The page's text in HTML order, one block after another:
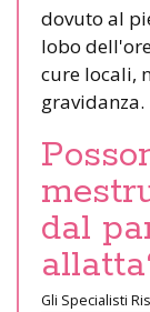
dovuto al
lobo
cure locali,
gravidanza.
dal
Gli Specialisti